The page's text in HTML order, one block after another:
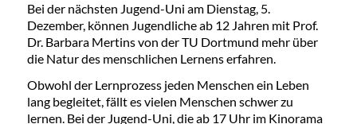
Bei der nächsten Jugend-Uni am Dienstag, 5.
Dezember, können Jugendliche ab 12 Jahren mit Prof.
Dr. Barbara Mertins von der TU Dortmund mehr über
die Natur des menschlichen Lernens erfahren.
Obwohl der Lernprozess jeden Menschen ein Leben
lang begleitet, fällt es vielen Menschen schwer zu
lernen. Bei der Jugend-Uni, die ab 17 Uhr im Kinorama